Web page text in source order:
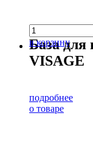
в корзину
База для
VISAGE
подробнее
о товаре